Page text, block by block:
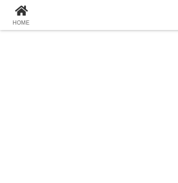
大学の化学をとことん楽しむサ
HOME